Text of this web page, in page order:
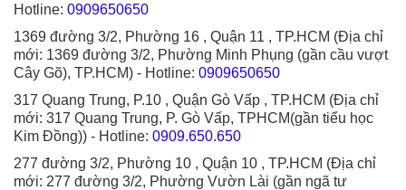
Hotline: 0909650650
1369 đường 3/2, Phường 16 , Quận 11 , TP.HCM (Địa chỉ
mới: 1369 đường 3/2, Phường Minh Phụng (gần cầu vượt
Cây Gõ), TP.HCM) - Hotline: 0909650650
317 Quang Trung, P.10 , Quận Gò Vấp , TP.HCM (Địa chỉ
mới: 317 Quang Trung, P. Gò Vấp, TPHCM(gần tiểu học
Kim Đồng)) - Hotline: 0909.650.650
277 đường 3/2, Phường 10 , Quận 10 , TP.HCM (Địa chỉ
mới: 277 đường 3/2, Phường Vườn Lài (gần ngã tư